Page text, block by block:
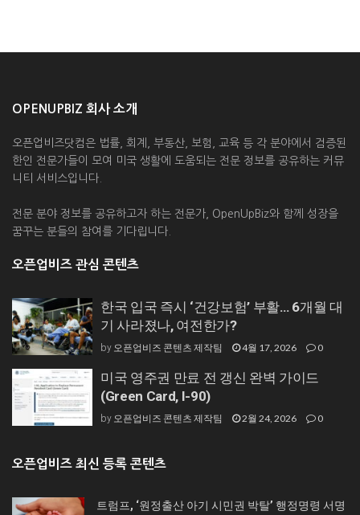
OPENUPBIZ 회사 소개
오픈업비즈닷컴은 법률, 회계, 부동산, 보험, 교육 등 각 분야에서 검증된
한인 전문가들이 모여 미국 생활에 도움되는 전문 정보를 공유하는 커뮤
니티 서비스입니다.
전문 분야 정보를 공유하고자 하는 전문가, OpenUpBiz와 함께 성장을
꿈꾸는 분들의 참여를 기다립니다.
오픈업비즈 관심 콘텐츠
한국 입국 즉시 ‘건강보험’ 부활… 6개월 대
기 사라졌나, 여전한가?
by 오픈업비즈 콘텐츠 제작팀 4월 17, 2026 0
미국 영주권 만료 전 갱신 완벽 가이드
(Green Card, I-90)
by 오픈업비즈 콘텐츠 제작팀 2월 24, 2026 0
오픈업비즈 최신 등록 콘텐츠
트럼프, ‘원정출산 아기 시민권 박탈’ 행정명령 서명